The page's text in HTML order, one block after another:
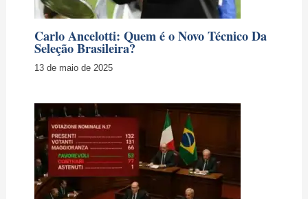
Carlo Ancelotti: Quem é o Novo Técnico Da
Seleção Brasileira?
13 de maio de 2025